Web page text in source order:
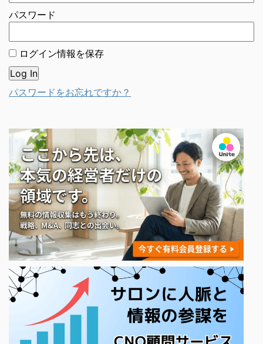
パスワード
ログイン情報を保存
パスワードをお忘れですか？